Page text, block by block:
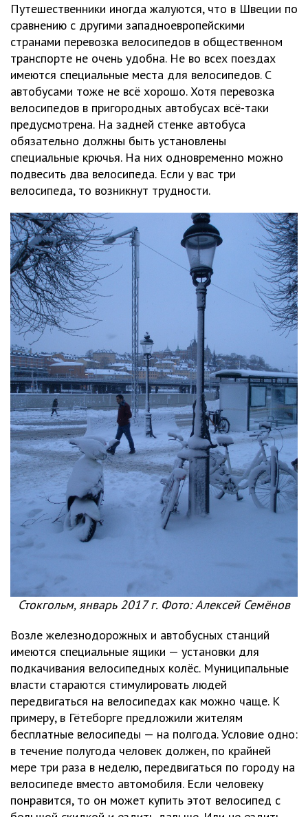
Путешественники иногда жалуются, что в Швеции по
сравнению с другими западноевропейскими
странами перевозка велосипедов в общественном
транспорте не очень удобна. Не во всех поездах
имеются специальные места для велосипедов. С
автобусами тоже не всё хорошо. Хотя перевозка
велосипедов в пригородных автобусах всё-таки
предусмотрена. На задней стенке автобуса
обязательно должны быть установлены
специальные крючья. На них одновременно можно
подвесить два велосипеда. Если у вас три
велосипеда, то возникнут трудности.
Стокгольм, январь 2017 г. Фото: Алексей Семёнов
Возле железнодорожных и автобусных станций
имеются специальные ящики — установки для
подкачивания велосипедных колёс. Муниципальные
власти стараются стимулировать людей
передвигаться на велосипедах как можно чаще. К
примеру, в Гётеборге предложили жителям
бесплатные велосипеды — на полгода. Условие одно:
в течение полугода человек должен, по крайней
мере три раза в неделю, передвигаться по городу на
велосипеде вместо автомобиля. Если человеку
понравится, то он может купить этот велосипед с